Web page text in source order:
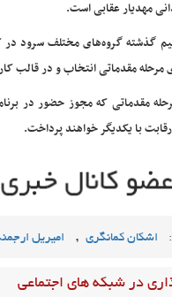
مهدیار عقابی است.
مرحله مقدماتی انتخاب و در قالب
مقدماتی که مجوز حضور در
با یکدیگر خواهند پرداخت.
اشکان کمانگری , امیریل
در شبکه های اجتماعی